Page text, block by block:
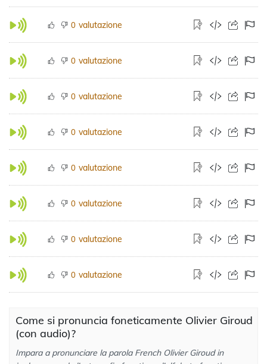
0 valutazione
0 valutazione
0 valutazione
0 valutazione
0 valutazione
0 valutazione
0 valutazione
0 valutazione
Come si pronuncia foneticamente Olivier Giroud
(con audio)?
Impara a pronunciare la parola French Olivier Giroud in